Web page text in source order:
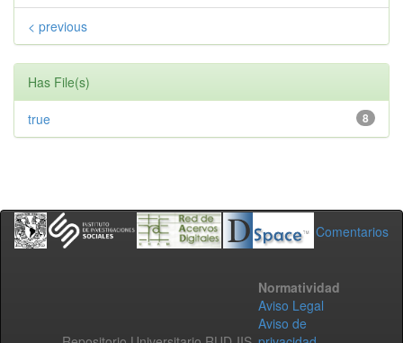
< previous
Has File(s)
8
true
Comentarios
Normatividad
Aviso Legal
Aviso de